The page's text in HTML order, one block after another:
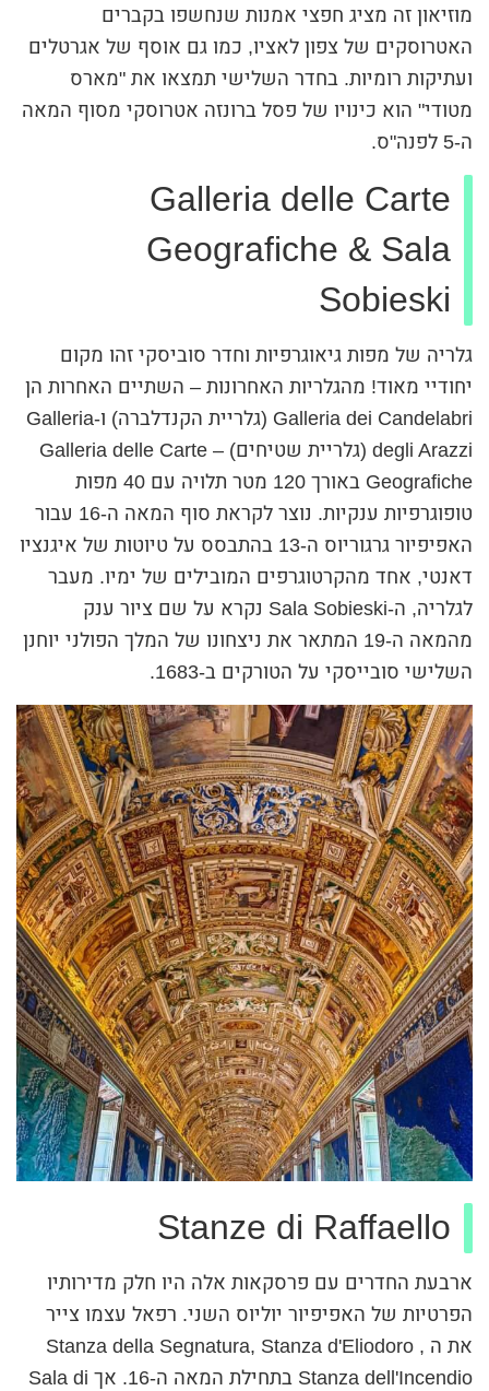
מוזיאון זה מציג חפצי אמנות שנחשפו בקברים
האטרוסקים של צפון לאציו, כמו גם אוסף של אגרטלים
ועתיקות רומיות. בחדר השלישי תמצאו את "מארס
מטודי" הוא כינויו של פסל ברונזה אטרוסקי מסוף המאה
ה-5 לפנה"ס.
Galleria delle Carte
Geografiche & Sala
Sobieski
גלריה של מפות גיאוגרפיות וחדר סוביסקי זהו מקום
יחודיי מאוד! מהגלריות האחרונות – השתיים האחרות הן
Galleria dei Candelabri (גלריית הקנדלברה) ו-Galleria
degli Arazzi (גלריית שטיחים) – Galleria delle Carte
Geografiche באורך 120 מטר תלויה עם 40 מפות
טופוגרפיות ענקיות. נוצר לקראת סוף המאה ה-16 עבור
האפיפיור גרגוריוס ה-13 בהתבסס על טיוטות של איגנציו
דאנטי, אחד מהקרטוגרפים המובילים של ימיו. מעבר
לגלריה, ה-Sala Sobieski נקרא על שם ציור ענק
מהמאה ה-19 המתאר את ניצחונו של המלך הפולני יוחנן
השלישי סובייסקי על הטורקים ב-1683.
Stanze di Raffaello
ארבעת החדרים עם פרסקאות אלה היו חלק מדירותיו
הפרטיות של האפיפיור יוליוס השני. רפאל עצמו צייר
את ה Stanza della Segnatura, Stanza d'Eliodoro ,
Stanza dell'Incendio בתחילת המאה ה-16. אך Sala di